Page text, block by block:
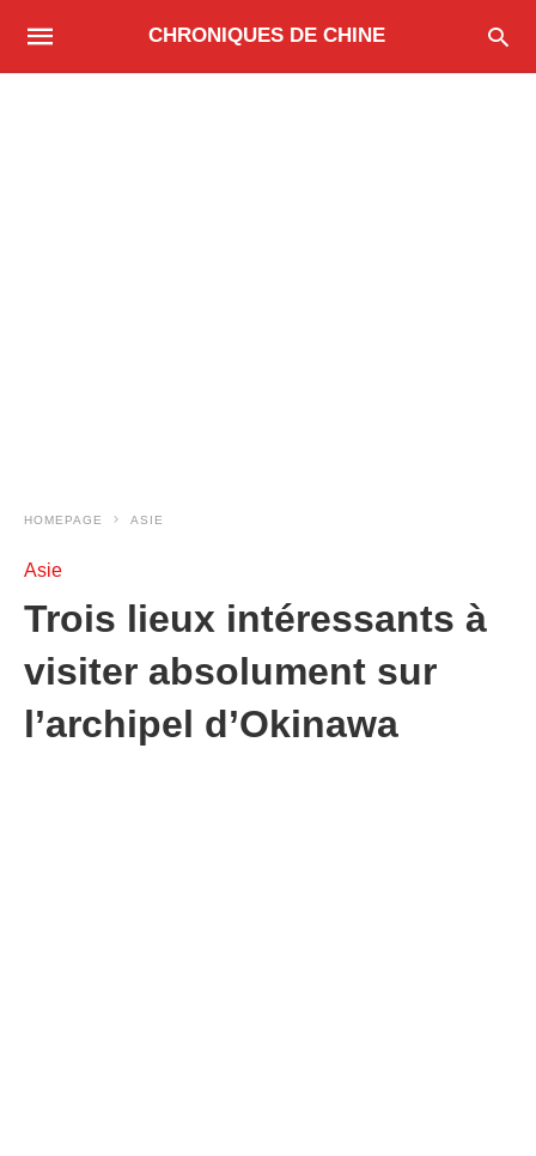
CHRONIQUES DE CHINE
HOMEPAGE ASIE
Asie
Trois lieux intéressants à
visiter absolument sur
l’archipel d’Okinawa